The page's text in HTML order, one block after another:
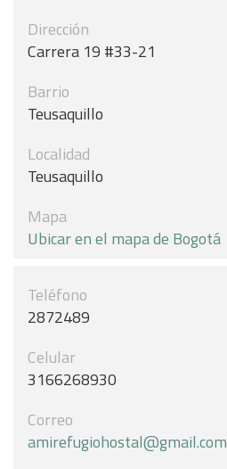
Dirección
Carrera 19 #33-21
Barrio
Teusaquillo
Localidad
Teusaquillo
Mapa
Ubicar en el mapa de Bogotá
Teléfono
2872489
Celular
3166268930
Correo
amirefugiohostal@gmail.com